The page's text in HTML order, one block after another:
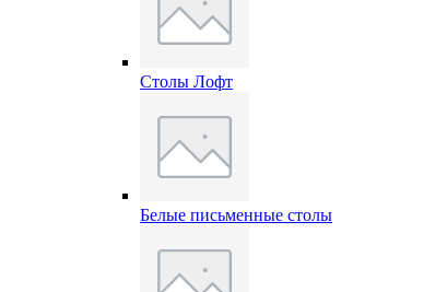
Столы Лофт
Белые письменные столы